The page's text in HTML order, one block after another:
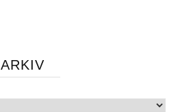
ARKIV